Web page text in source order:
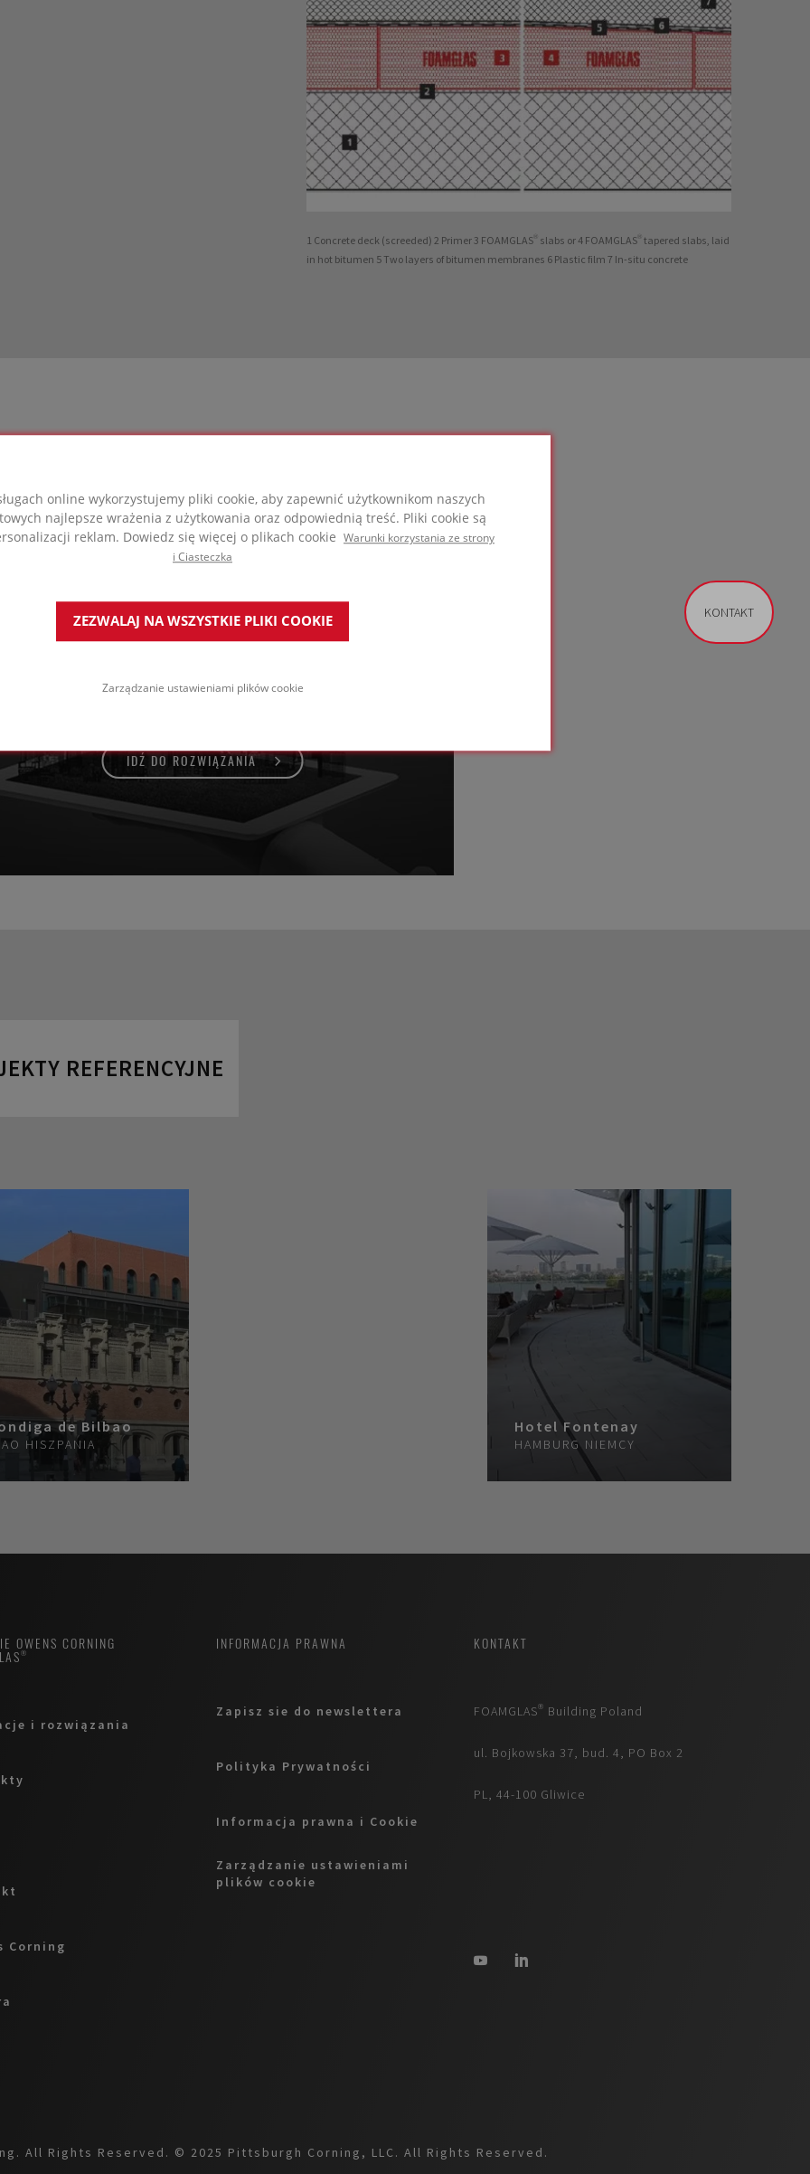
online wykorzystujemy pliki cookie, aby zapewnić użytkownikom naszych
najlepsze wrażenia z użytkowania oraz odpowiednią treść. Pliki cookie są
reklam. Dowiedz się więcej o plikach cookie Warunki korzystania ze strony
i Ciasteczka
ZEZWALAJ NA WSZYSTKIE PLIKI COOKIE
Zarządzanie ustawieniami plików cookie
1 Concrete deck (screeded) 2 Primer 3 FOAMGLAS® slabs or 4 FOAMGLAS® tapered slabs, laid
in hot bitumen 5 Two layers of bitumen membranes 6 Plastic film 7 In-situ concrete
w tym projekcie
do dużych obciążeń na betonie
ochronnymi
IDŹ DO ROZWIĄZANIA
REFERENCYJNE
de Bilbao
HISZPANIA
Hotel Fontenay
HAMBURG NIEMCY
KONTAKT
OWENS CORNING
i rozwiązania
Corning
INFORMACJA PRAWNA
Zapisz sie do newslettera
Polityka Prywatności
Informacja prawna i Cookie
Zarządzanie ustawieniami
plików cookie
KONTAKT
FOAMGLAS® Building Poland
ul. Bojkowska 37, bud. 4, PO Box 2
PL, 44-100 Gliwice
All Rights Reserved. © 2025 Pittsburgh Corning, LLC. All Rights Reserved.